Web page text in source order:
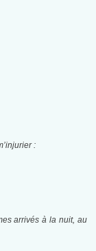
:
arrivés à la nuit, au